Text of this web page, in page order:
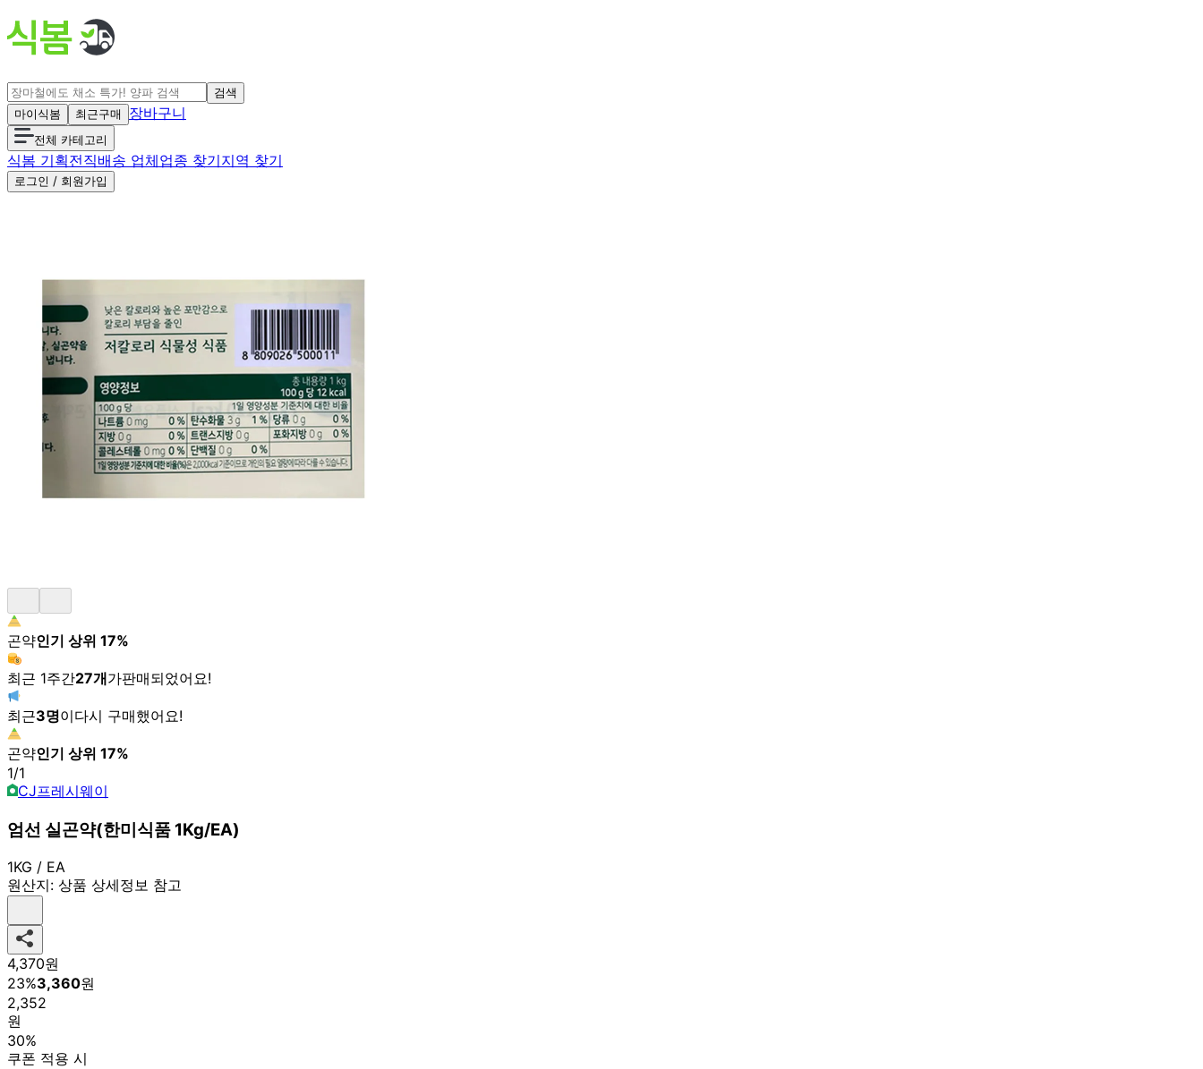
검색
마이식봄
최근구매 장바구니
전체 카테고리
식봄 기획전직배송 업체업종 찾기지역 찾기
로그인 / 회원가입
곤약인기 상위 17%
최근 1주간27개가판매되었어요!
최근3명이다시 구매했어요!
곤약인기 상위 17%
1/1
CJ프레시웨이
엄선 실곤약(한미식품 1Kg/EA)
1KG / EA
원산지: 상품 상세정보 참고
4,370원
23%3,360원
2,352
원
30%
쿠폰 적용 시